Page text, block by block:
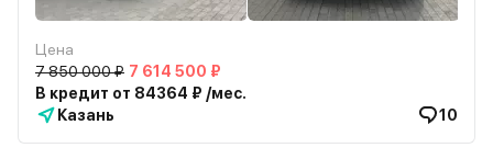
Цена
7 850 000 ₽ 7 614 500 ₽
В кредит от 84364 ₽ /мес.
Казань
10